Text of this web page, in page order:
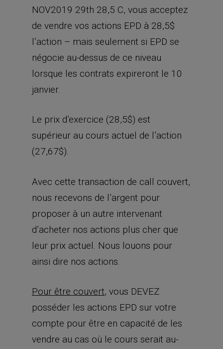
NOV2019 29th 28,5 C, vous acceptez
de vendre vos actions EPD à 28,5$
l’action – mais seulement si EPD se
négocie au-dessus de ce niveau
lorsque les contrats expireront le 10
janvier.
Le prix d’exercice (28,5$) est
supérieur au cours actuel de l’action
(27,67$).
Avec cette transaction de call couvert,
nous recevons de l’argent pour
proposer à un autre intervenant
d’acheter nos actions plus cher que
leur prix actuel. Nous louons pour
ainsi dire nos actions.
Pour être couvert, vous DEVEZ
posséder les actions EPD sur votre
compte pour être en capacité de les
vendre au cas où le cours serait au-